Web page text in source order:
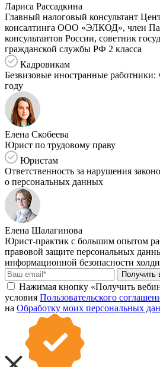
Лариса Рассадкина
Главный налоговый консультант
консалтинга ООО «ЭЛКОД», член
консультантов России, советник
гражданской службы РФ 2 класса
Кадровикам
Безвизовые иностранные работники:
году
Елена Скобеева
Юрист по трудовому праву
Юристам
Ответственность за нарушения
о персональных данных
Елена Шалагинова
Юрист-практик с большим опытом
правовой защите персональных
информационной безопасности
Получить
Нажимая кнопку «Получить
условия Пользовательского
на Обработку моих персональных